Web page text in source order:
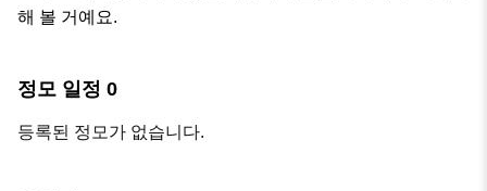
해 볼 거예요.
정모 일정 0
등록된 정모가 없습니다.